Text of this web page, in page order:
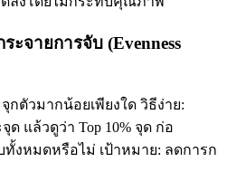
ะจายการจับ (Evenness
กตัวมากน้อยเพียงใด วิธีง่าย:
แล้วดูว่า Top 10% จุด ก่อ
ทั้งหมดหรือไม่ เป้าหมาย: ลดการก